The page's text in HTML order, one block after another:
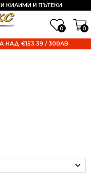
0 0
КИЛИМИ И ПЪТЕКИ
€153.39 / 300ЛВ.